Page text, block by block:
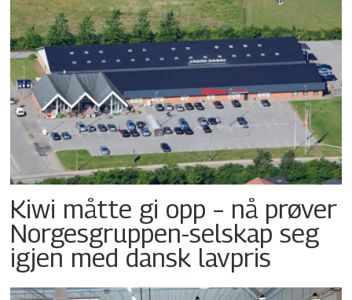
Kiwi måtte gi opp – nå prøver
Norgesgruppen-selskap seg
igjen med dansk lavpris